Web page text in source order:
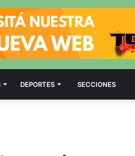
DEPORTES SECCIONES